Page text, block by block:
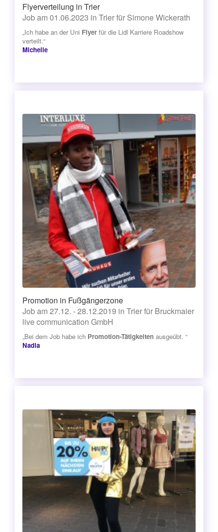
Flyerverteilung in Trier
Job am 01.06.2023 in Trier für Simone Wickerath
„Ich habe an der Uni Flyer für die Lidl Karriere Roadshow
verteilt.“
Michelle
Promotion in Fußgängerzone
Job am 27.12. - 28.12.2019 in Trier für Bruckmaier
live communication GmbH
„Bei dem Job habe ich Promotion-Tätigkeiten ausgeübt. “
Nadia